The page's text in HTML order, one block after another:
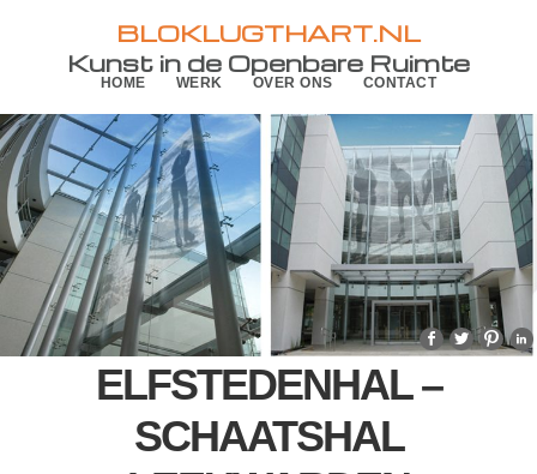
navigation
content
BLOKLUGTHART.NL
Kunst in de Openbare Ruimte
HOME WERK OVER ONS CONTACT
ELFSTEDENHAL –
SCHAATSHAL